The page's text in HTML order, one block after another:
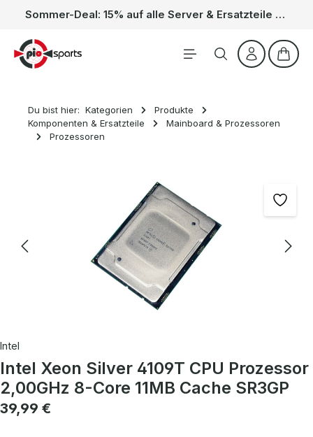
Zum Hauptinhalt springen Sommer-Deal: 15% auf alle Server & Ersatzteile – Kein Code nötig, der Rabatt wird automatisch im Warenkorb abgezogen. Gültig vom 01.06. bis 31.08.
Du bist hier: Kategorien
Produkte
Komponenten & Ersatzteile
Mainboard & Prozessoren
Prozessoren
Intel
Intel Xeon Silver 4109T CPU Prozessor
2,00GHz 8-Core 11MB Cache SR3GP
Regulärer Preis:
39,99 €